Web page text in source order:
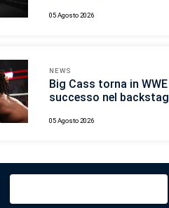
05 Agosto 2026
NEWS
Big Cass torna in
successo nel
05 Agosto 2026
Ricerca